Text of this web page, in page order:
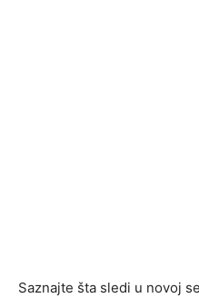
Saznajte šta sledi u novoj